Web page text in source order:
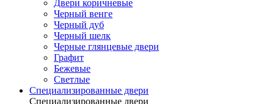
Двери коричневые
Черный венге
Черный дуб
Черный шелк
Черные глянцевые двери
Графит
Бежевые
Светлые
Специализированные двери
Специализированные двери